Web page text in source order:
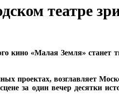
театре
кино «Малая Земля»
проектах, возглавляет
за один вечер